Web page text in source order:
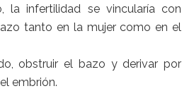
la infertilidad se vincularía con
tanto en la mujer como en el
obstruir el bazo y derivar por
embrión.